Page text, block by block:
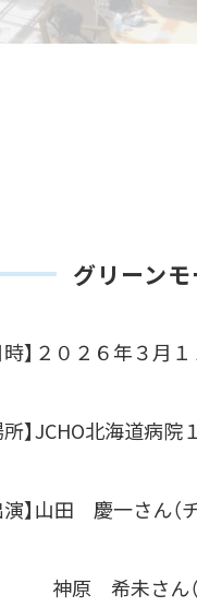
グリーン
時】２０２６年３月
所】JCHO北海道病
演】山田 慶一さん（
原 希未さん（ピ